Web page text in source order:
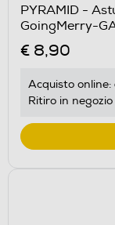
PYRAMID -
GoingMerry-
€ 8,90
Acquisto online:
Ritiro in